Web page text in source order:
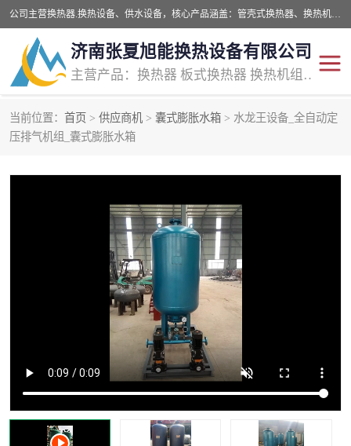
公司主营换热器.换热设备、供水设备，核心产品涵盖：管壳式换热器、换热机组、不锈钢组合式水箱、水处理设备等，提供非标设备集生产、销售、安装一体化服务，可满足全国酒店、学校、医院、商业综合体、工业项目等多场景换热与供水需求。
济南张夏旭能换热设备有限公司
主营产品：换热器 板式换热器 换热机组 供水设备 水处理设备
当前位置： 首页 > 供应商机 > 囊式膨胀水箱 > 水龙王设备_全自动定
压排气机组_囊式膨胀水箱
管壳式换热器
汽水换热机组 板式换热设备
定压补水装置
水处理器设备
锅炉辅机设备